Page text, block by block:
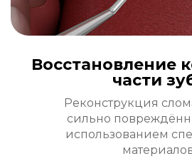
Восстановление
части
Реконструкция
сильно
использованием